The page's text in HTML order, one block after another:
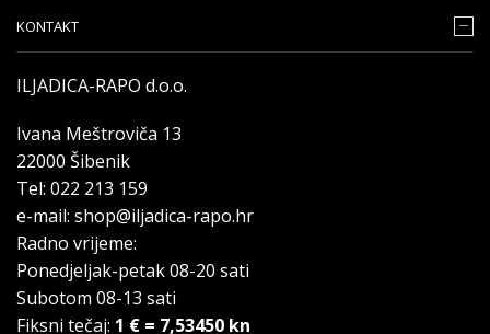
KONTAKT
ILJADICA-RAPO d.o.o.
Ivana Meštroviča 13
22000 Šibenik
Tel: 022 213 159
e-mail: shop@iljadica-rapo.hr
Radno vrijeme:
Ponedjeljak-petak 08-20 sati
Subotom 08-13 sati
Fiksni tečaj: 1 € = 7,53450 kn